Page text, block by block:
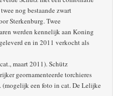
nog bestaande zwart
Sterkenburg. Twee
werden kennelijk aan Koning
en in 2011 verkocht als
maart 2011). Schütz
geornamenteerde torchieres
een foto in cat. De Lelijke